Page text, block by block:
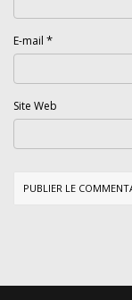
E-mail *
Site Web